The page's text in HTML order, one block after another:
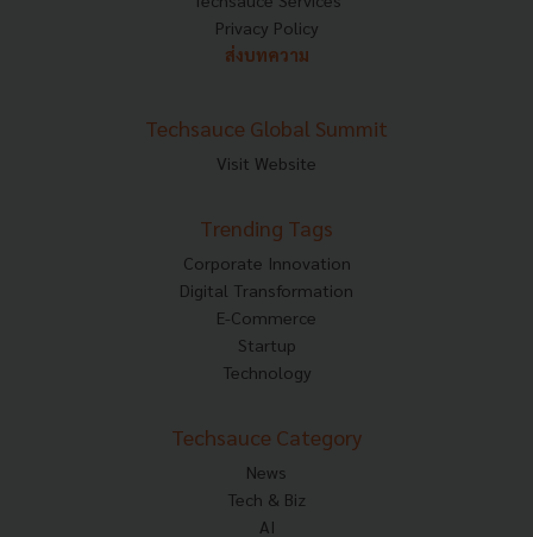
Privacy Policy
ส่งบทความ
Techsauce Global Summit
Visit Website
Trending Tags
Corporate Innovation
Digital Transformation
E-Commerce
Startup
Technology
Techsauce Category
News
Tech & Biz
AI